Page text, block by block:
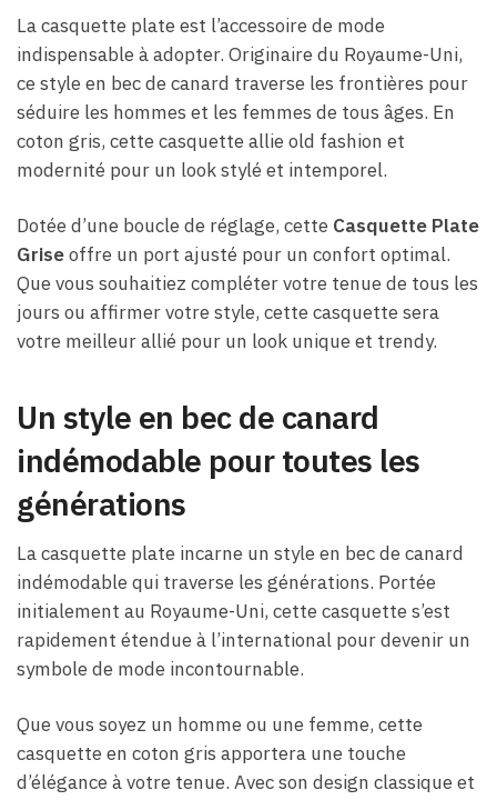
La casquette plate est l’accessoire de mode
indispensable à adopter. Originaire du Royaume-Uni,
ce style en bec de canard traverse les frontières pour
séduire les hommes et les femmes de tous âges. En
coton gris, cette casquette allie old fashion et
modernité pour un look stylé et intemporel.
Dotée d’une boucle de réglage, cette Casquette Plate
Griseoffre un port ajusté pour un confort optimal.
Que vous souhaitiez compléter votre tenue de tous les
jours ou affirmer votre style, cette casquette sera
votre meilleur allié pour un look unique et trendy.
Un style en bec de canard
indémodable pour toutes les
générations
La casquette plate incarne un style en bec de canard
indémodable qui traverse les générations. Portée
initialement au Royaume-Uni, cette casquette s’est
rapidement étendue à l’international pour devenir un
symbole de mode incontournable.
Que vous soyez un homme ou une femme, cette
casquette en coton gris apportera une touche
d’élégance à votre tenue. Avec son design classique et